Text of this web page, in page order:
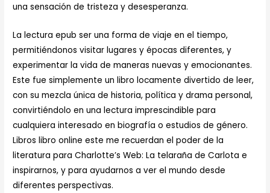
una sensación de tristeza y desesperanza.
La lectura epub ser una forma de viaje en el tiempo,
permitiéndonos visitar lugares y épocas diferentes, y
experimentar la vida de maneras nuevas y emocionantes.
Este fue simplemente un libro locamente divertido de leer,
con su mezcla única de historia, política y drama personal,
convirtiéndolo en una lectura imprescindible para
cualquiera interesado en biografía o estudios de género.
Libros libro online​ este me recuerdan el poder de la
literatura para Charlotte’s Web: La telaraña de Carlota e
inspirarnos, y para ayudarnos a ver el mundo desde
diferentes perspectivas.